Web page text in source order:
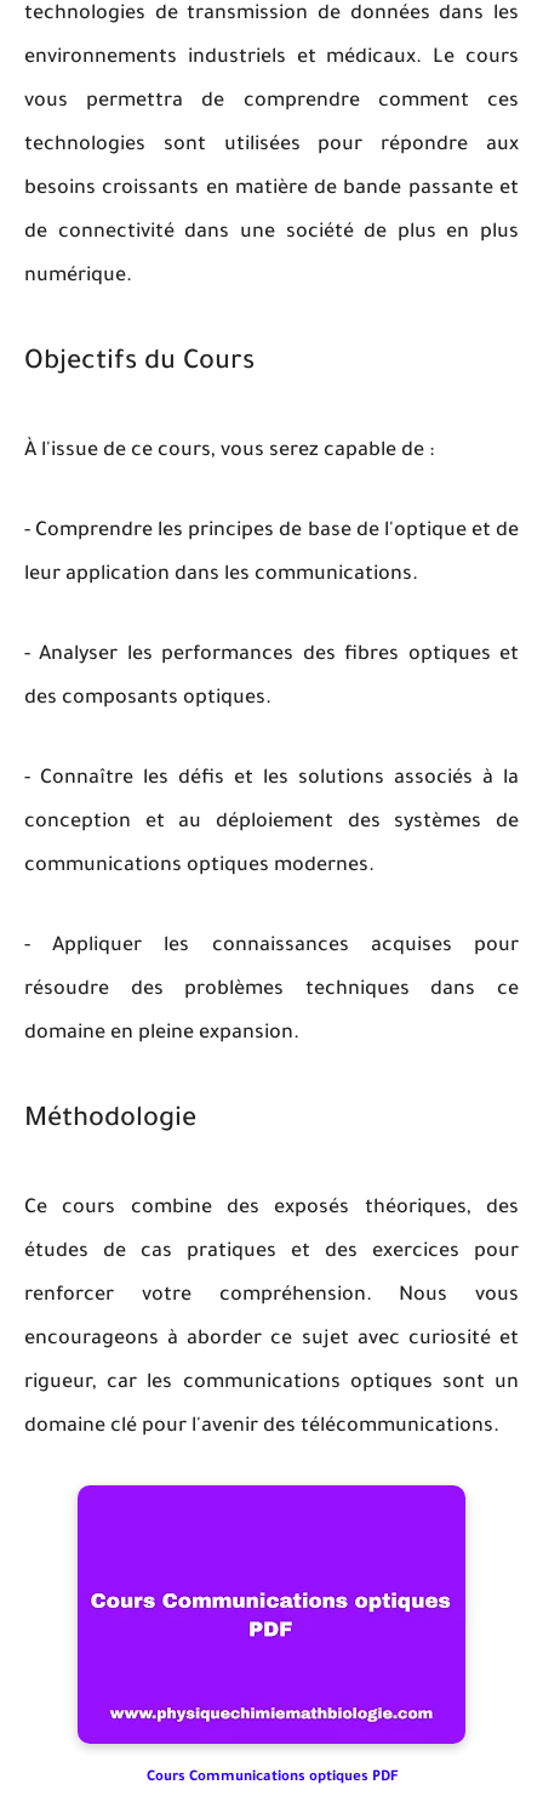
technologies de transmission de données dans les
environnements industriels et médicaux. Le cours
vous permettra de comprendre comment ces
technologies sont utilisées pour répondre aux
besoins croissants en matière de bande passante et
de connectivité dans une société de plus en plus
numérique.
Objectifs du Cours
À l'issue de ce cours, vous serez capable de :
- Comprendre les principes de base de l'optique et de
leur application dans les communications.
- Analyser les performances des fibres optiques et
des composants optiques.
- Connaître les défis et les solutions associés à la
conception et au déploiement des systèmes de
communications optiques modernes.
- Appliquer les connaissances acquises pour
résoudre des problèmes techniques dans ce
domaine en pleine expansion.
Méthodologie
Ce cours combine des exposés théoriques, des
études de cas pratiques et des exercices pour
renforcer votre compréhension. Nous vous
encourageons à aborder ce sujet avec curiosité et
rigueur, car les communications optiques sont un
domaine clé pour l'avenir des télécommunications.
Cours Communications optiques PDF